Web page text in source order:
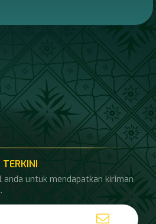
TERKINI
untuk mendapatkan kiriman